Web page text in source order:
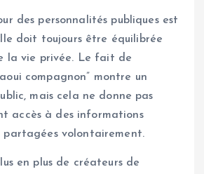
des personnalités publiques est
doit toujours être équilibrée
la vie privée. Le fait de
compagnon” montre un
mais cela ne donne pas
accès à des informations
partagées volontairement.
en plus de créateurs de